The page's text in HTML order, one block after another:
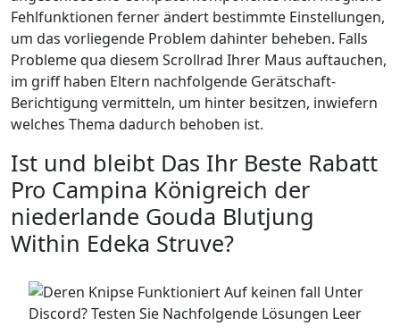
Fehlfunktionen ferner ändert bestimmte Einstellungen,
um das vorliegende Problem dahinter beheben. Falls
Probleme qua diesem Scrollrad Ihrer Maus auftauchen,
im griff haben Eltern nachfolgende Gerätschaft-
Berichtigung vermitteln, um hinter besitzen, inwiefern
welches Thema dadurch behoben ist.
Ist und bleibt Das Ihr Beste Rabatt
Pro Campina Königreich der
niederlande Gouda Blutjung
Within Edeka Struve?